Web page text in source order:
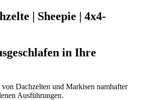
| Sheepie | 4x4-
in Ihre
Dachzelten und Markisen namhafter
Ausführungen.